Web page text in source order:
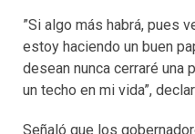
”Si algo más habrá, pues
estoy haciendo un buen
desean nunca cerraré una
un techo en mi vida”,
Señaló que los